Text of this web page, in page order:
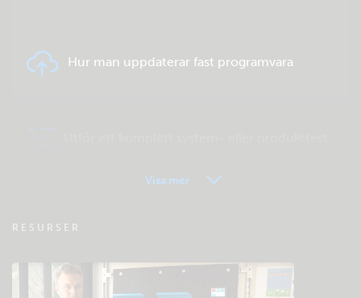
Hur man uppdaterar fast programvara
Kolla den gemensamma kunskapsbasen
Visa mer
RESURSER